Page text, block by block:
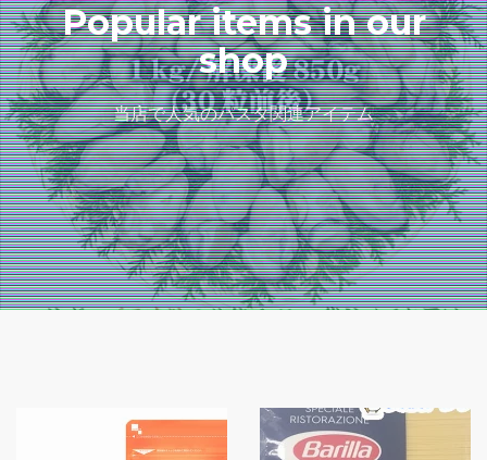
Popular items in our
shop
当店で人気のパスタ関連アイテム